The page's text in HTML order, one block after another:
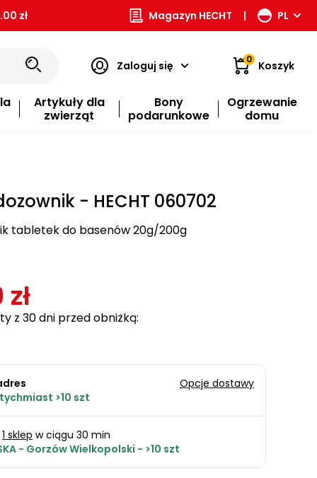
zł Magazyn HECHT | PL
Zaloguj się 0 Koszyk
Artykuły dla
zwierząt
Bony
podarunkowe
Ogrzewanie
domu
- HECHT 060702
tabletek do basenów 20g/200g
z 30 dni przed obniżką:
>10 szt
Opcje dostawy
1 sklep w ciągu 30 min
- Gorzów Wielkopolski - >10 szt